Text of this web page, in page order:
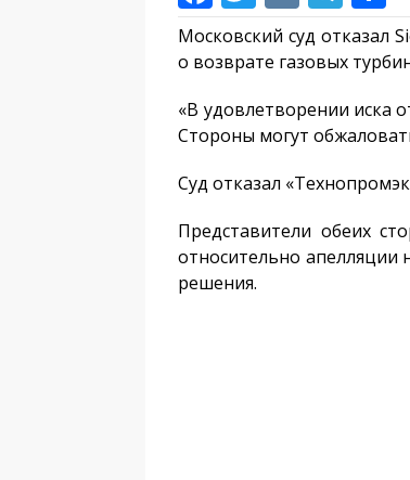
Московский суд отказал
о возврате газовых
«В удовлетворении иска
Стороны могут
Суд отказал
Представители обеих
относительно апелляции
решения.